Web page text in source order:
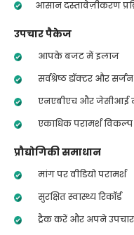
आसान दस्तावेज़ीकरण
उपचार पैकेज
आपके बजट में इलाज
सर्वश्रेष्ठ डॉक्टर और सर्जन
एनएबीएच और जेसीआई
एकाधिक परामर्श विकल्प
प्रौद्योगिकी समाधान
मांग पर वीडियो परामर्श
सुरक्षित स्वास्थ्य रिकॉर्ड
ट्रैक करें और अपने